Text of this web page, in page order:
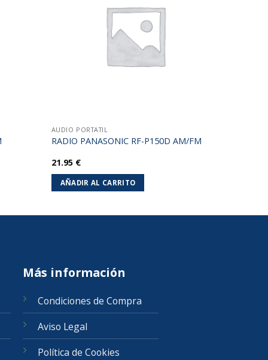
AUDIO PORTATIL
RADIO PANASONIC RF-P150D AM/FM
21.95 €
AÑADIR AL CARRITO
Más información
Condiciones de Compra
Aviso Legal
Política de Cookies